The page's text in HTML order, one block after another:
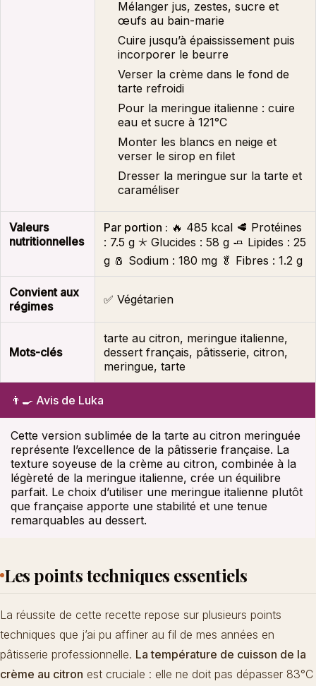
Mélanger jus, zestes, sucre et
œufs au bain-marie
Cuire jusqu’à épaississement puis
incorporer le beurre
Verser la crème dans le fond de
tarte refroidi
Pour la meringue italienne : cuire
eau et sucre à 121°C
Monter les blancs en neige et
verser le sirop en filet
Dresser la meringue sur la tarte et
caraméliser
Valeurs
nutritionnelles
Par portion : 🔥 485 kcal 🥩 Protéines
: 7.5 g 🞯 Glucides : 58 g 🧈 Lipides : 25
g 🧂 Sodium : 180 mg 🥬 Fibres : 1.2 g
Convient aux
régimes
✅ Végétarien
Mots-clés
tarte au citron, meringue italienne,
dessert français, pâtisserie, citron,
meringue, tarte
👨‍🍳 Avis de Luka
Cette version sublimée de la tarte au citron meringuée
représente l’excellence de la pâtisserie française. La
texture soyeuse de la crème au citron, combinée à la
légèreté de la meringue italienne, crée un équilibre
parfait. Le choix d’utiliser une meringue italienne plutôt
que française apporte une stabilité et une tenue
remarquables au dessert.
Les points techniques essentiels
La réussite de cette recette repose sur plusieurs points
techniques que j’ai pu affiner au fil de mes années en
pâtisserie professionnelle. La température de cuisson de la
crème au citron est cruciale : elle ne doit pas dépasser 83°C